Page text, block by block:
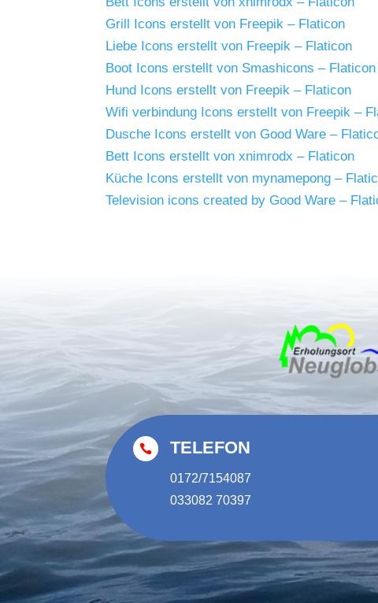
Grill Icons erstellt von Freepik – Flaticon
Liebe Icons erstellt von Freepik – Flaticon
Boot Icons erstellt von Smashicons – Flaticon
Hund Icons erstellt von Freepik – Flaticon
Wifi verbindung Icons erstellt von Freepik –
Dusche Icons erstellt von Good Ware –
Bett Icons erstellt von xnimrodx – Flaticon
Küche Icons erstellt von mynamepong –
Television icons created by Good Ware –
 TELEFON
0172/7154087
033082 70397